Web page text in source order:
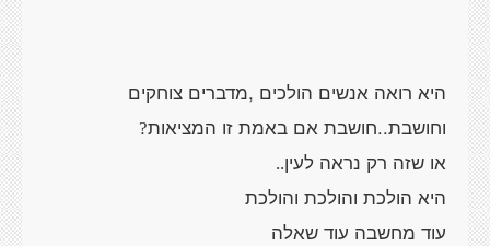
היא רואה אנשים הולכים ,מדברים צוחקים
וחושבת..חושבת אם באמת זו המציאות?
או שזה רק נראה לעין..
היא הולכת והולכת והולכת
עוד מחשבה עוד שאלה